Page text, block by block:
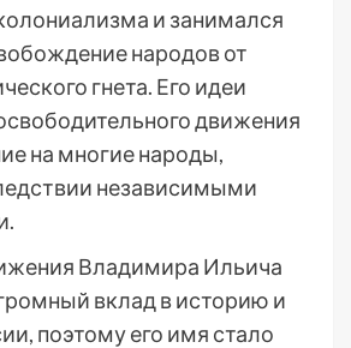
и занимался
народов от
гнета. Его идеи
движения
на многие народы,
независимыми
Владимира Ильича
вклад в историю и
поэтому его имя стало